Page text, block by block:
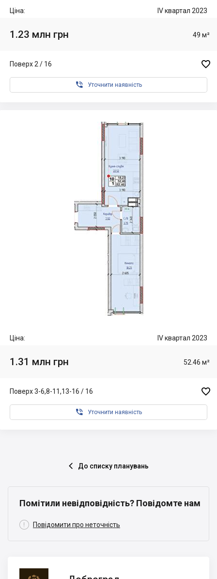
Ціна: IV квартал 2023
1.23 млн грн 49 м²
Поверх 2 / 16 
 Уточнити наявність
Ціна: IV квартал 2023
1.31 млн грн 52.46 м²
Поверх 3-6,8-11,13-16 / 16 
 Уточнити наявність
 До списку планувань
Помітили невідповідність? Повідомте нам
 Повідомити про неточність
Доброград